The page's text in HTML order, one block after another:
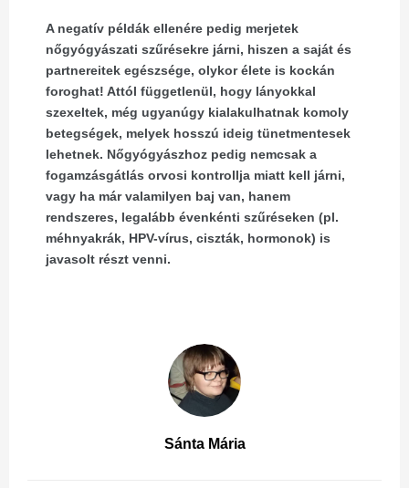
A negatív példák ellenére pedig merjetek
nőgyógyászati szűrésekre járni, hiszen a saját és
partnereitek egészsége, olykor élete is kockán
foroghat! Attól függetlenül, hogy lányokkal
szexeltek, még ugyanúgy kialakulhatnak komoly
betegségek, melyek hosszú ideig tünetmentesek
lehetnek. Nőgyógyászhoz pedig nemcsak a
fogamzásgátlás orvosi kontrollja miatt kell járni,
vagy ha már valamilyen baj van, hanem
rendszeres, legalább évenkénti szűréseken (pl.
méhnyakrák, HPV-vírus, ciszták, hormonok) is
javasolt részt venni.
Sánta Mária